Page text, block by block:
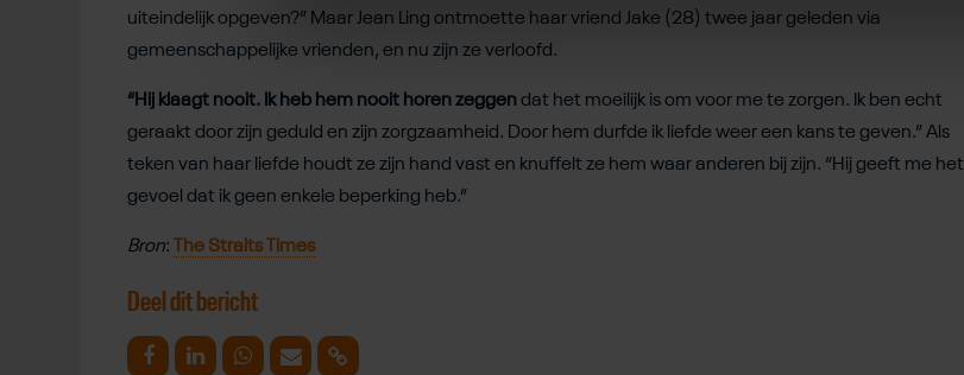
uiteindelijk opgeven?” Maar Jean Ling ontmoette haar vriend Jake (28) twee jaar geleden via
gemeenschappelijke vrienden, en nu zijn ze verloofd.
“Hij klaagt nooit. Ik heb hem nooit horen zeggendat het moeilijk is om voor me te zorgen. Ik ben echt
geraakt door zijn geduld en zijn zorgzaamheid. Door hem durfde ik liefde weer een kans te geven.” Als
teken van haar liefde houdt ze zijn hand vast en knuffelt ze hem waar anderen bij zijn. “Hij geeft me het
gevoel dat ik geen enkele beperking heb.”
Bron: The Straits Times
Deel dit bericht
Deel op Facebook
Deel op LinkedinDeel op Whatsapp
Mail link Kopieer link